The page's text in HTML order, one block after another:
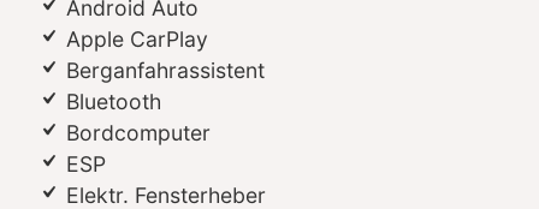
Android Auto
Apple CarPlay
Berganfahrassistent
Bluetooth
Bordcomputer
ESP
Elektr. Fensterheber